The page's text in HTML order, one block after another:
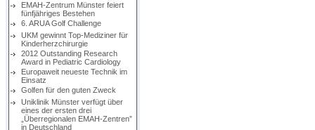
EMAH-Zentrum Münster feiert
fünfjähriges Bestehen
6. ARUA Golf Challenge
UKM gewinnt Top-Mediziner für
Kinderherzchirurgie
2012 Outstanding Research
Award in Pediatric Cardiology
Europaweit neueste Technik im
Einsatz
Golfen für den guten Zweck
Uniklinik Münster verfügt über
eines der ersten drei
„Überregionalen EMAH-Zentren”
in Deutschland